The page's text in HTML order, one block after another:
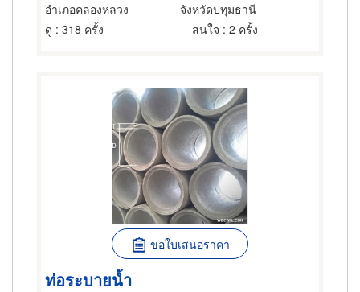
อำเภอคลองหลวง
จังหวัดปทุมธานี
ดู : 318 ครั้ง สนใจ : 2 ครั้ง
ขอใบเสนอราคา
ท่อระบายน้ำ